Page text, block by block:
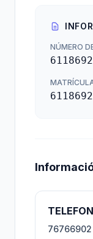
NÚMERO
76766902